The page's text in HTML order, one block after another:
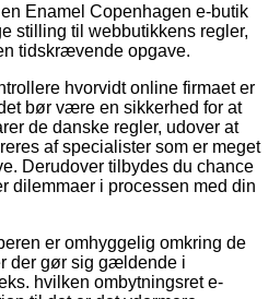
Enamel Copenhagen e-butik
stilling til webbutikkens regler,
tidskrævende opgave.
hvorvidt online firmaet er
bør være en sikkerhed for at
de danske regler, udover at
af specialister som er meget
Derudover tilbydes du chance
dilemmaer i processen med din
er omhyggelig omkring de
der gør sig gældende i
hvilken ombytningsret e-